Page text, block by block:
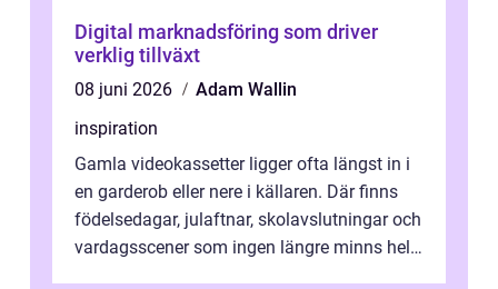
Digital marknadsföring som driver
verklig tillväxt
08 juni 2026
Adam Wallin
inspiration
Gamla videokassetter ligger ofta längst in i
en garderob eller nere i källaren. Där finns
födelsedagar, julaftnar, skolavslutningar och
vardagsscener som ingen längre minns helt.